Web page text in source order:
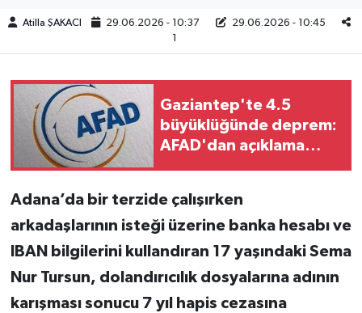
Atilla ŞAKACI 29.06.2026 - 10:37
29.06.2026 - 10:45
1
Gaziantep'te 4.5
büyüklüğünde deprem:
AFAD'dan açıklama
Adana’da bir terzide çalışırken
arkadaşlarının isteği üzerine banka hesabı ve
IBAN bilgilerini kullandıran 17 yaşındaki Sema
Nur Tursun, dolandırıcılık dosyalarına adının
karışması sonucu 7 yıl hapis cezasına
Yaşam
KAHRAMANMARAŞ